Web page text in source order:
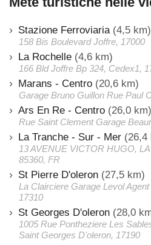
Stazione Ferroviaria(4,5 km)
158 Bis Boulevard Joffre, 17000
La Rochelle (4,6 km)
166 Bld Joffre Bp 324, Cedex1,
Marans - Centro (20,6 km)
Garage Bruno Guillon Rue Paul
Ars En Re - Centro (26,0 km)
Rue Saint Clement Garage
La Tranche - Sur - Mer (26,4
13 AVENUE VICTOR HUGO,
85360, FR
St Pierre D'oleron (27,5 km)
La Clairciere Garage Levol
17310
St Georges D'oleron (28,0
1005 Rue Pontheziere Les
Saint Georges D'oleron, 17190